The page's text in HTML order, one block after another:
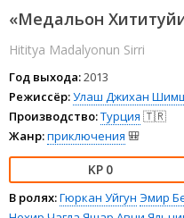
«Медальон
Hititya Madalyonun Sirri
Год выхода:2013
Режиссёр:Улаш Джихан
Производство:Турция 🇹🇷
Жанр:приключения 🎒
0
В ролях:Гюркан Уйгун Эмир